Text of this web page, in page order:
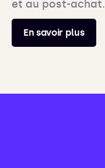
et au post-achat.
En savoir plus